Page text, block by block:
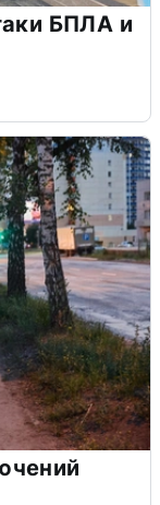
БПЛА и